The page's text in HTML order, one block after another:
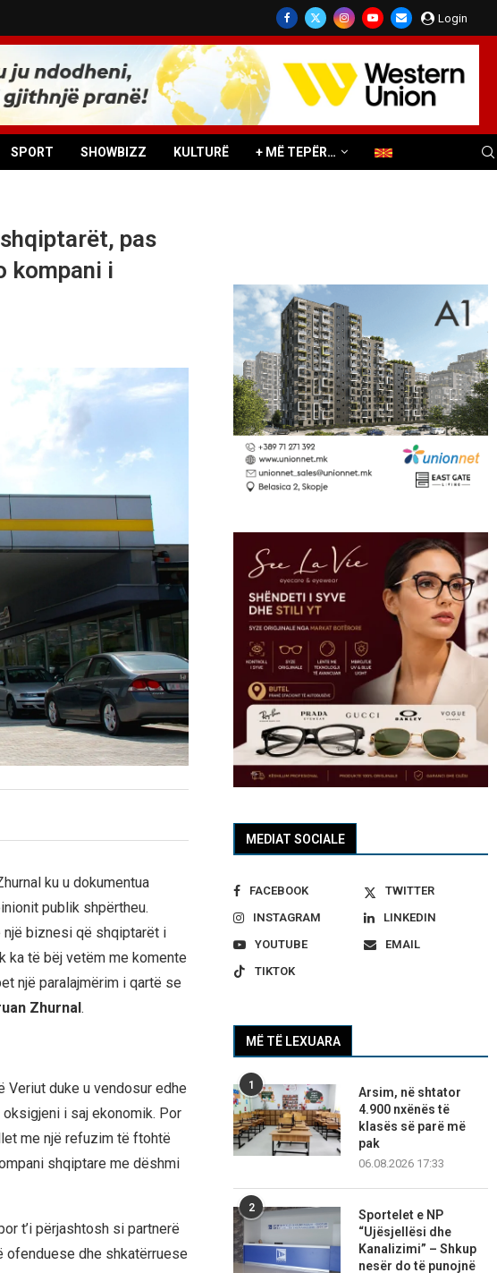
Login
SPORT SHOWBIZZ KULTURË + MË TEPËR…
pas
kompani i
ku u dokumentua
publik shpërtheu.
një biznesi që shqiptarët i
ka të bëj vetëm me komente
një paralajmërim i qartë se
Zhurnal.
Veriut duke u vendosur edhe
i saj ekonomik. Por
me një refuzim të ftohtë
shqiptare me dëshmi
t’i përjashtosh si partnerë
ofenduese dhe shkatërruese
MEDIAT SOCIALE
FACEBOOK
TWITTER
INSTAGRAM
LINKEDIN
YOUTUBE
EMAIL
TIKTOK
MË TË LEXUARA
1
Arsim, në shtator
4.900 nxënës të
klasës së parë më
pak
06.08.2026 17:33
2
Sportelet e NP
“Ujësjellësi dhe
Kanalizimi” – Shkup
nesër do të punojnë